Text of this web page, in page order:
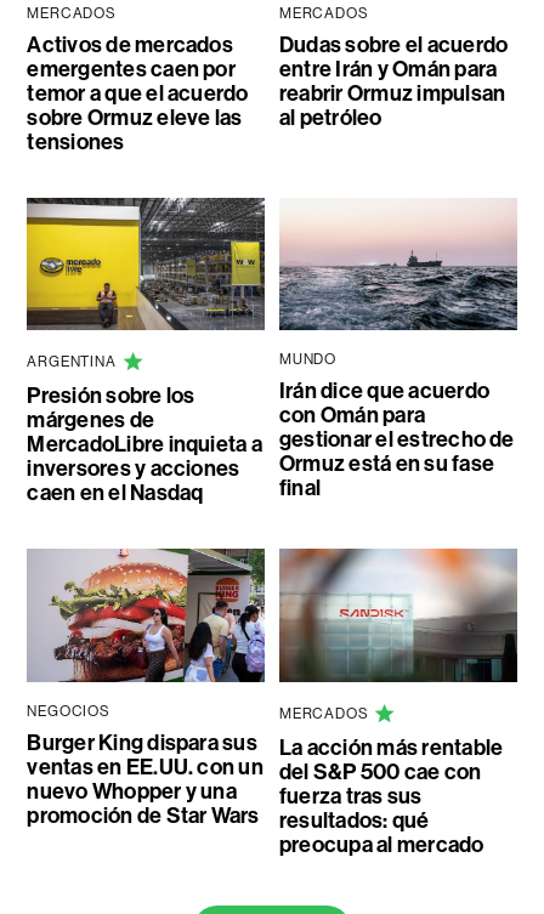
MERCADOS
Activos de mercados
emergentes caen por
temor a que el acuerdo
sobre Ormuz eleve las
tensiones
MERCADOS
Dudas sobre el acuerdo
entre Irán y Omán para
reabrir Ormuz impulsan
al petróleo
ARGENTINA
Presión sobre los
márgenes de
MercadoLibre inquieta a
inversores y acciones
caen en el Nasdaq
MUNDO
Irán dice que acuerdo
con Omán para
gestionar el estrecho de
Ormuz está en su fase
final
NEGOCIOS
Burger King dispara sus
ventas en EE.UU. con un
nuevo Whopper y una
promoción de Star Wars
MERCADOS
La acción más rentable
del S&P 500 cae con
fuerza tras sus
resultados: qué
preocupa al mercado